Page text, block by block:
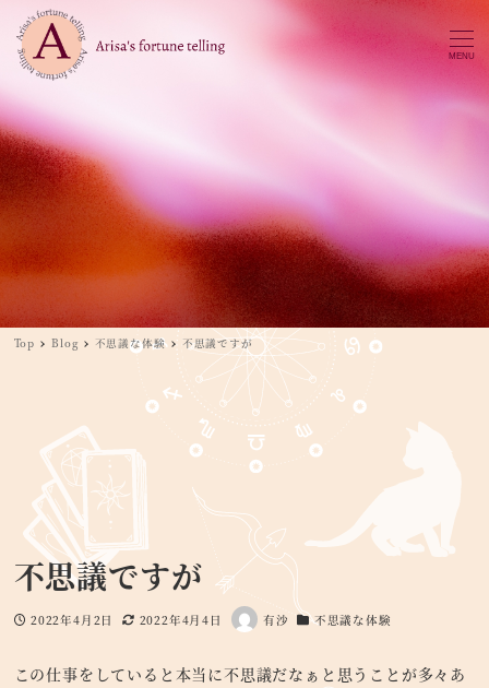
MENU
Top Blog 不思議な体験 不思議ですが
不思議ですが
投稿日
2022年4月2日
更新日
2022年4月4日
著
有沙
カテゴリー
不思議な体験
この仕事をしていると本当に不思議だなぁと思うことが多々あ